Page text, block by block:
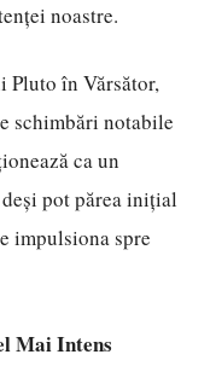
noastre.
Pluto în Vărsător,
schimbări notabile
ca un
pot părea inițial
impulsiona spre
Mai Intens